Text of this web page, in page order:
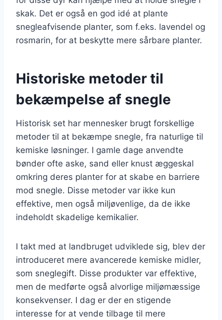
skak. Det er også en god idé at plante
snegleafvisende planter, som f.eks. lavendel og
rosmarin, for at beskytte mere sårbare planter.
Historiske metoder til
bekæmpelse af snegle
Historisk set har mennesker brugt forskellige
metoder til at bekæmpe snegle, fra naturlige til
kemiske løsninger. I gamle dage anvendte
bønder ofte aske, sand eller knust æggeskal
omkring deres planter for at skabe en barriere
mod snegle. Disse metoder var ikke kun
effektive, men også miljøvenlige, da de ikke
indeholdt skadelige kemikalier.
I takt med at landbruget udviklede sig, blev der
introduceret mere avancerede kemiske midler,
som sneglegift. Disse produkter var effektive,
men de medførte også alvorlige miljømæssige
konsekvenser. I dag er der en stigende
interesse for at vende tilbage til mere